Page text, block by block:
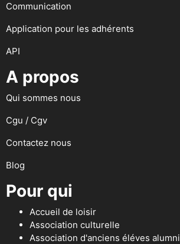
Communication
Application pour les adhérents
API
A propos
Qui sommes nous
Cgu / Cgv
Contactez nous
Blog
Pour qui
Accueil de loisir
Association culturelle
Association d'anciens éléves alumni